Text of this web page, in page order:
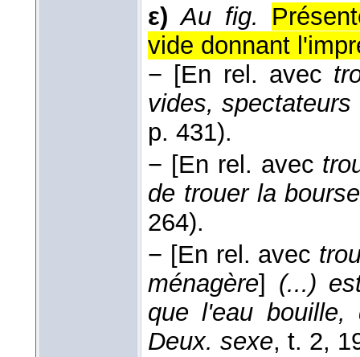
ε) Au fig.
vide donnant
− [En rel. avec
vides, spectateurs
p. 431).
− [En rel. avec
de trouer la bourse
264).
− [En rel. avec
ménagère] (...)
que l'eau
Deux. sexe, t. 2,